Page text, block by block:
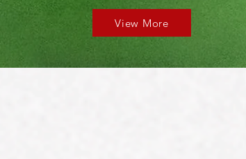
View More